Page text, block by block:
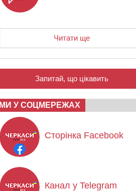
Читати ще
Запитай, що цікавить
МИ У СОЦМЕРЕЖАХ
Сторінка Facebook
Канал у Telegram